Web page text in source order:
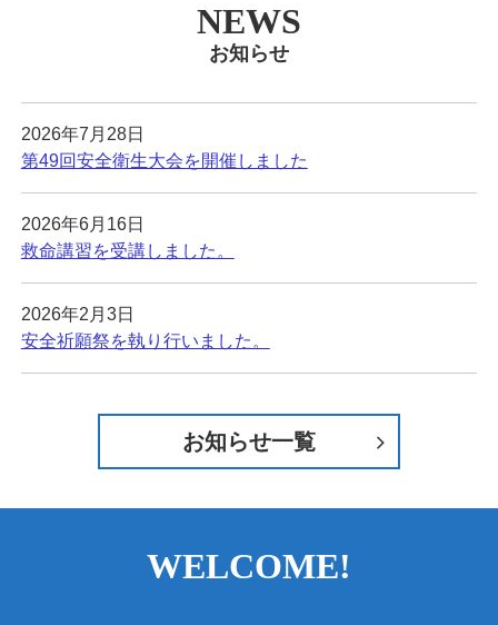
NEWS
お知らせ
2026年7月28日
第49回安全衛生大会を開催しました
2026年6月16日
救命講習を受講しました。
2026年2月3日
安全祈願祭を執り行いました。
お知らせ一覧
WELCOME!